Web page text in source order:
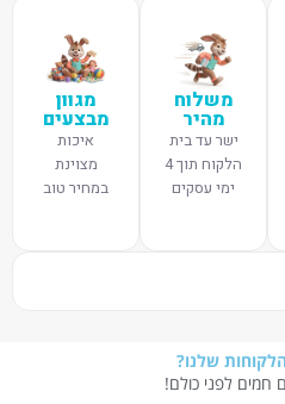
משלוח
מהיר
ישר עד בית
הלקוח תוך 4
ימי עסקים
מגוון
מבצעים
איכות
מצוינת
במחיר טוב
שלנו?
חמים לפני כולם!